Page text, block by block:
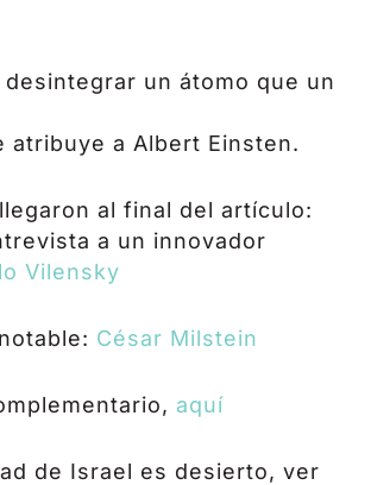
desintegrar un átomo que un
atribuye a Albert Einsten.
al final del artículo:
a un innovador
Vilensky
César Milstein
aquí
de Israel es desierto, ver